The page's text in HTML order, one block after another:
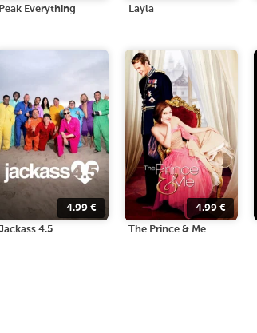
Peak Everything Layla
4.99€
4.5
4.99 €
The Prince & Me